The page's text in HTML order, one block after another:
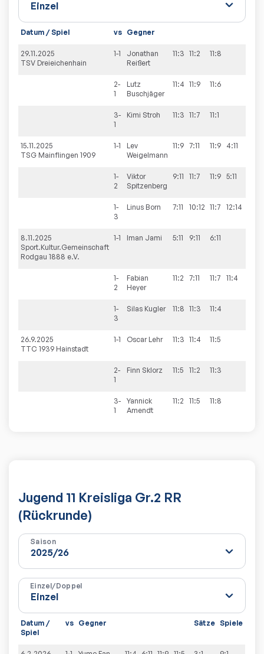
Datum / Spiel vs Gegner
29.11.2025
TSV Dreieichenhain
1-1
Jonathan
Reißert
11:3 11:2 11:8
2-
1
Lutz
Buschjäger
11:4 11:9 11:6
3-
1
Kimi Stroh 11:3 11:7 11:1
15.11.2025
TSG Mainflingen 1909
1-1
Lev
Weigelmann
11:9 7:11 11:9 4:11
1-
2
Viktor
Spitzenberg
9:11 11:7 11:9 5:11
1-
3
Linus Born 7:11 10:12 11:7 12:14
8.11.2025
Sport.Kultur.Gemeinschaft
Rodgau 1888 e.V.
1-1 Iman Jami 5:11 9:11 6:11
1-
2
Fabian
Heyer
11:2 7:11 11:7 11:4
1-
3
Silas Kugler 11:8 11:3 11:4
26.9.2025
TTC 1939 Hainstadt
1-1 Oscar Lehr 11:3 11:4 11:5
2-
1
Finn Sklorz 11:5 11:2 11:3
3-
1
Yannick
Amendt
11:2 11:5 11:8
Jugend 11 Kreisliga Gr.2 RR
(Rückrunde)
Saison
Einzel/Doppel
Datum /
Spiel
vs Gegner Sätze Spiele